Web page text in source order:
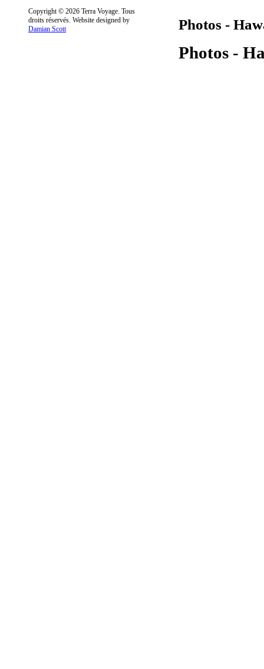
Photos -
Photos -
Copyright © 2026 Terra Voyage. Tous
droits réservés. Website designed by
Damian Scott